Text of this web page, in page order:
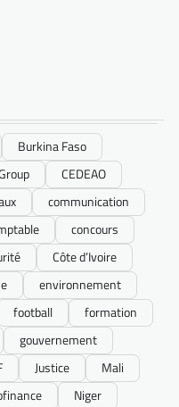
Burkina Faso
CEDEAO
communication
concours
Côte d’Ivoire
environnement
football
formation
gouvernement
Justice
Mali
Niger